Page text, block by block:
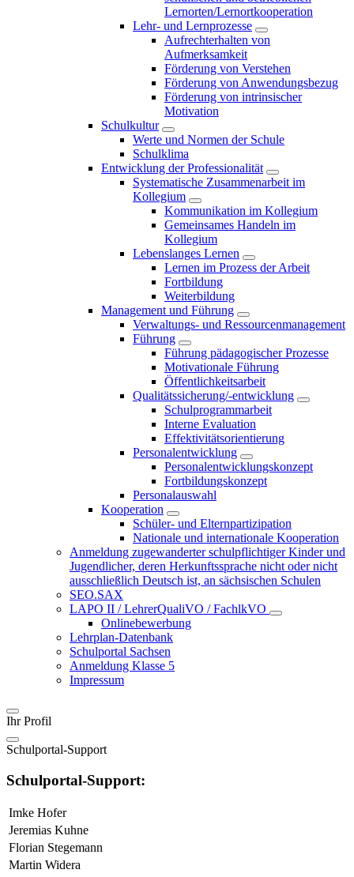
Lernorten/Lernortkooperation
Lehr- und Lernprozesse
Aufrechterhalten von
Aufmerksamkeit
Förderung von Verstehen
Förderung von Anwendungsbezug
Förderung von intrinsischer
Motivation
Schulkultur
Werte und Normen der Schule
Schulklima
Entwicklung der Professionalität
Systematische Zusammenarbeit im
Kollegium
Kommunikation im Kollegium
Gemeinsames Handeln im
Kollegium
Lebenslanges Lernen
Lernen im Prozess der Arbeit
Fortbildung
Weiterbildung
Management und Führung
Verwaltungs- und Ressourcenmanagement
Führung
Führung pädagogischer Prozesse
Motivationale Führung
Öffentlichkeitsarbeit
Qualitätssicherung/-entwicklung
Schulprogrammarbeit
Interne Evaluation
Effektivitätsorientierung
Personalentwicklung
Personalentwicklungskonzept
Fortbildungskonzept
Personalauswahl
Kooperation
Schüler- und Elternpartizipation
Nationale und internationale Kooperation
Anmeldung zugewanderter schulpflichtiger Kinder und
Jugendlicher, deren Herkunftssprache nicht oder nicht
ausschließlich Deutsch ist, an sächsischen Schulen
SEO.SAX
LAPO II / LehrerQualiVO / FachlkVO
Onlinebewerbung
Lehrplan-Datenbank
Schulportal Sachsen
Anmeldung Klasse 5
Impressum
Ihr Profil
Schulportal-Support
Schulportal-Support:
Imke Hofer
Jeremias Kuhne
Florian Stegemann
Martin Widera